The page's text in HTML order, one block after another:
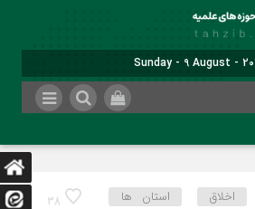
38 اخلاق
استان ها